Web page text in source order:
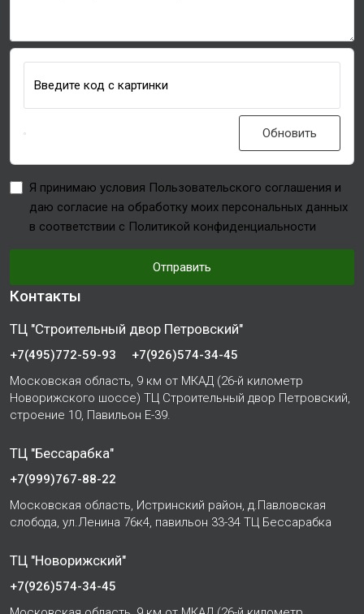
Введите код с картинки
Обновить
Я принимаю условия Пользовательского соглашения и
даю согласие на обработку моих персональных данных
в соответствии с Политикой конфиденциальности
Отправить
Контакты
ТЦ "Строительный двор Петровский"
+7(495)772-59-93
+7(926)574-34-45
Московская область, 9 км от МКАД (26-й километр
Новорижского шоссе) ТЦ Строительный двор Петровский,
строение 10, Павильон Е-39.
ТЦ "Бессарабка"
+7(999)767-88-22
Московская область, Истринский район, д.Павловская
слобода, ул.Ленина 76к4, павильон 33-34 ТЦ Бессарабка
ТЦ "Новорижский"
+7(926)574-34-45